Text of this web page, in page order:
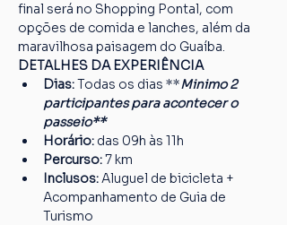
final será no Shopping Pontal, com
opções de comida e lanches, além da
maravilhosa paisagem do Guaíba.
DETALHES DA EXPERIÊNCIA
Dias: Todas os dias **Minimo 2
participantes para acontecer o
passeio**
Horário: das 09h às 11h
Percurso: 7 km
Inclusos: Aluguel de bicicleta +
Acompanhamento de Guia de
Turismo